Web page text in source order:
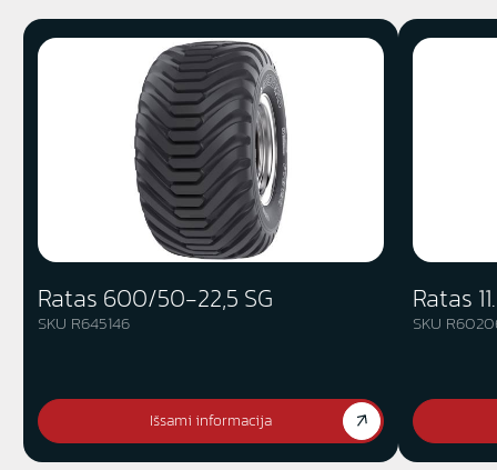
Ratas 600/50-22,5 SG
SKU R645146
Išsami informacija
Ratas
SKU